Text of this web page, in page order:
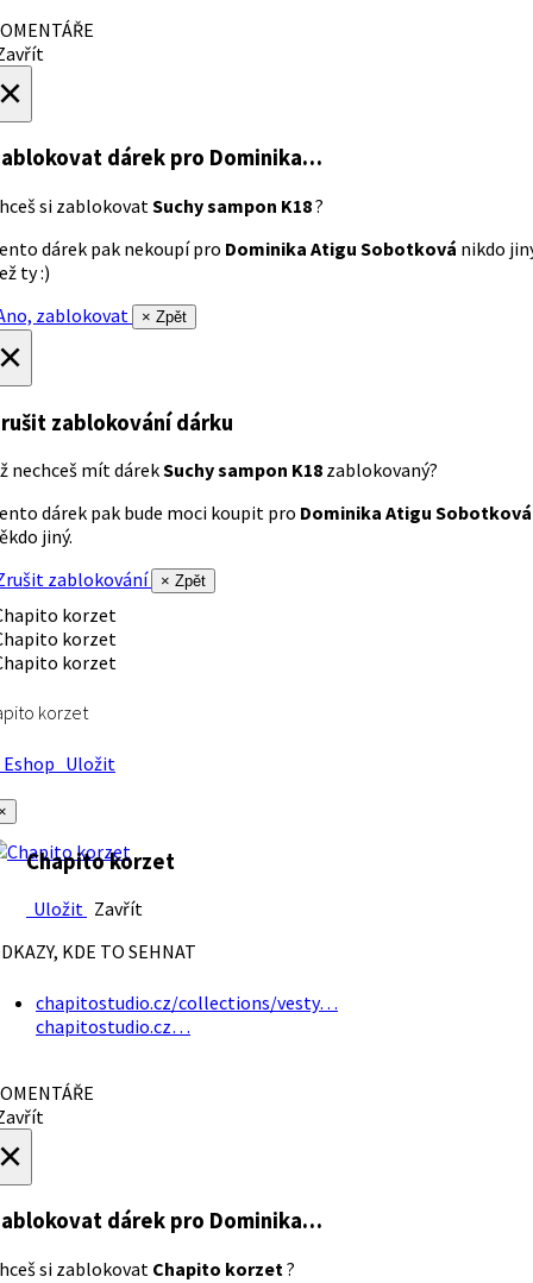
dárek pro Dominika…
si zablokovatSuchy sampon K18?
dárek pak nekoupí pro Dominika Atigu Sobotková nikdo
ty :)
zablokovat
× Zpět
zablokování dárku
nechceš mít dárekSuchy sampon K18 zablokovaný?
dárek pak bude moci koupit pro Dominika Atigu Sobotková
jiný.
zablokování
× Zpět
korzet
Uložit
Chapito korzet
Uložit Zavřít
KDE TO SEHNAT
chapitostudio.cz/collections/vesty…
chapitostudio.cz…
dárek pro Dominika…
si zablokovat Chapito korzet?